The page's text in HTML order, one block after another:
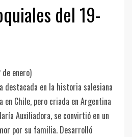
del 19-
de enero)
destacada en la historia salesiana
en Chile, pero criada en Argentina
Auxiliadora, se convirtió en un
por su familia. Desarrolló